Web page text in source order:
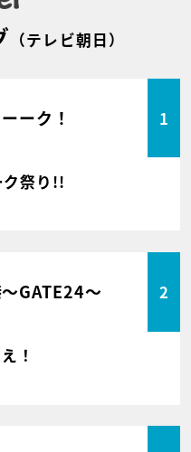
（テレビ朝日）
ーク！ 1
ク祭り!!
GATE24～ 2
！